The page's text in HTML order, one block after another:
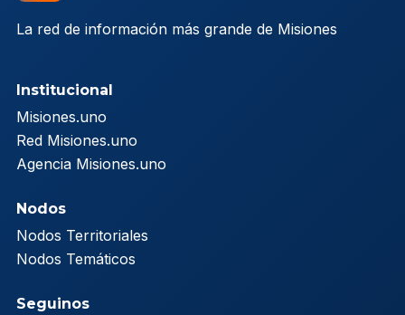
La red de información más grande de Misiones
Institucional
Misiones.uno
Red Misiones.uno
Agencia Misiones.uno
Nodos
Nodos Territoriales
Nodos Temáticos
Seguinos